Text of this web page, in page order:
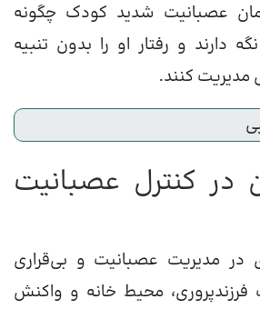
عصبانیت شدید کودک چگونه
دارند و رفتار او را بدون تنبیه
مدیریت کنند.
در کنترل عصبانیت
در مدیریت عصبانیت و بی‌قراری
فرزندپروری، محیط خانه و واکنش